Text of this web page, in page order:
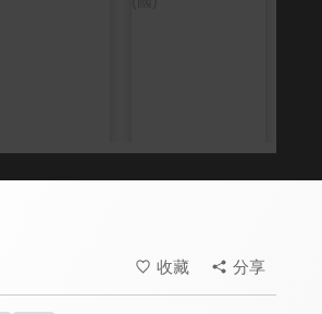
收藏 分享